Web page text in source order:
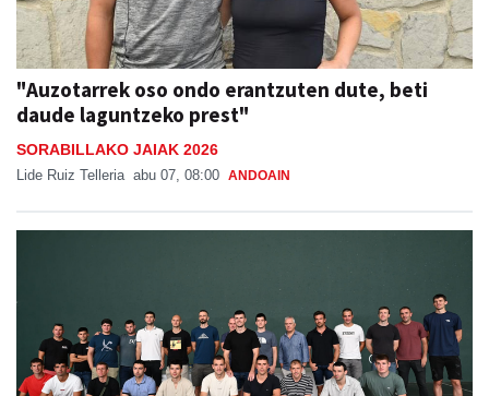
"Auzotarrek oso ondo erantzuten dute, beti
daude laguntzeko prest"
SORABILLAKO JAIAK 2026
Lide Ruiz Telleria abu 07, 08:00 ANDOAIN